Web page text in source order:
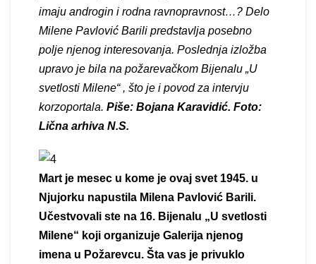
imaju androgin i rodna ravnopravnost…? Delo
Milene Pavlović Barili predstavlja posebno
polje njenog interesovanja. Poslednja izložba
upravo je bila na požarevačkom Bijenalu „U
svetlosti Milene“ , što je i povod za intervju
korzoportala. Piše: Bojana Karavidić. Foto:
Lična arhiva N.S.
Mart je mesec u kome je ovaj svet 1945. u
Njujorku napustila Milena Pavlović Barili.
Učestvovali ste na 16. Bijenalu „U svetlosti
Milene“ koji organizuje Galerija njenog
imena u Požarevcu. Šta vas je privuklo